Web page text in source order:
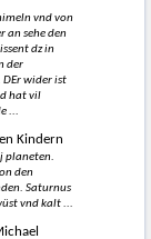
vnd von
an sehe den
dz in
der
DEr wider ist
hat vil
...
Kindern
planeten.
den
Saturnus
vnd kalt ...